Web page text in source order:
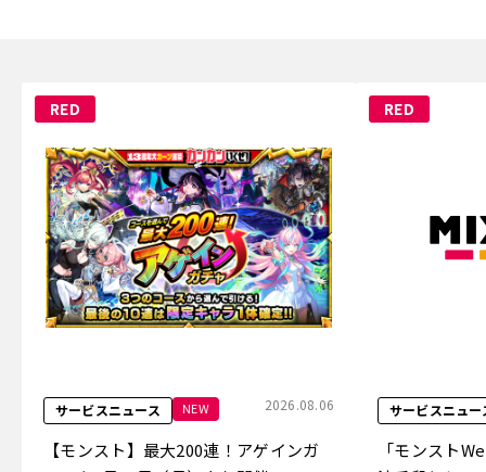
RED
サービスニュース NEW 2026.08.06
【モンスト】最大200連！アゲインガ
RED
サービスニュー
「モンスト